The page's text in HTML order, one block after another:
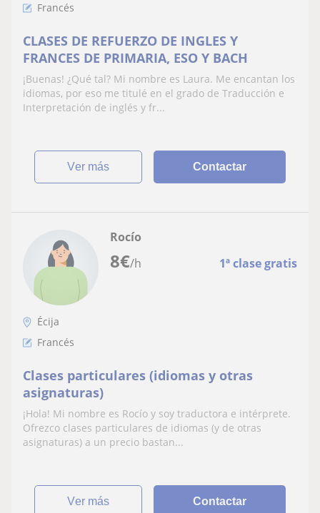
Francés
CLASES DE REFUERZO DE INGLES Y
FRANCES DE PRIMARIA, ESO Y BACH
¡Buenas! ¿Qué tal? Mi nombre es Laura. Me encantan los
idiomas, por eso me titulé en el grado de Traducción e
Interpretación de inglés y fr...
ver más Contactar
8€/h 1ª clase gratis
Rocío
Écija
Francés
Clases particulares (idiomas y otras
asignaturas)
¡Hola! Mi nombre es Rocío y soy traductora e intérprete.
Ofrezco clases particulares de idiomas (y de otras
asignaturas) a un precio bastan...
ver más Contactar